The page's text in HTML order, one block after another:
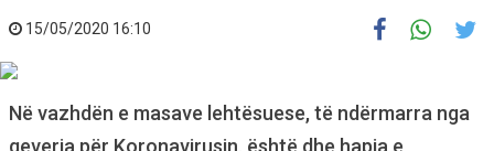
15/05/2020 16:10
Në vazhdën e masave lehtësuese, të ndërmarra nga
qeveria për Koronavirusin, është dhe hapja e